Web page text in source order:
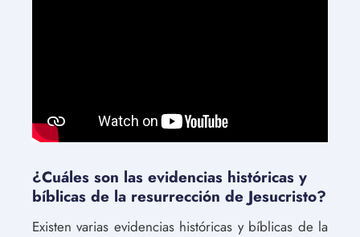
¿Cuáles son las evidencias históricas y
bíblicas de la resurrección de Jesucristo?
Existen varias evidencias históricas y bíblicas de la